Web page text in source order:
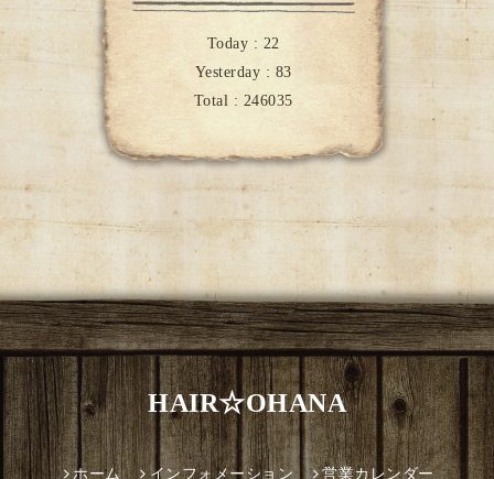
Today : 22
Yesterday : 83
Total : 246035
HAIR☆OHANA
ホーム インフォメーション 営業カレンダー